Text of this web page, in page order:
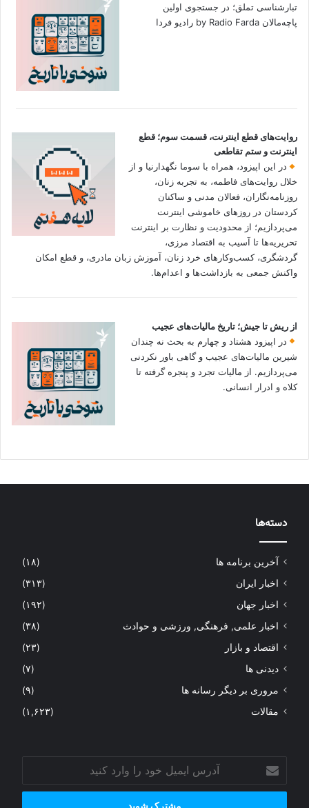
تبارشناسی تملق؛ در جستجوی اولین‌
پاچه‌مالان by Radio Farda رادیو فردا
روایت‌های قطع اینترنت، قسمت سوم؛ قطع
اینترنت و ستم تقاطعی
در این اپیزود، همراه با سوما نگهدارنیا و از
خلال روایت‌های فاطمه، به تجربه زنان،
روزنامه‌نگاران، فعالان مدنی و ساکنان
کردستان در روزهای خاموشی اینترنت
می‌پردازیم؛ از محدودیت و نظارت بر اینترنت
تحریریه‌ها تا آسیب به اقتصاد مرزی،
گردشگری، کسب‌وکارهای خرد زنان، آموزش زبان مادری، و قطع امکان
واکنش جمعی به بازداشت‌ها و اعدام‌ها.
از ریش تا جیش؛ تاریخ مالیات‌های عجیب
در اپیزود هشتاد و چهارم به بحث نه چندان
شیرین مالیات‌های عجیب و گاهی باور نکردنی‌
می‌پردازیم. از مالیات تجرد و پنجره گرفته تا
کلاه و ادرار انسانی.
دسته‌ها
آخرین برنامه ها
(۱۸)
اخبار ایران
(۳۱۳)
اخبار جهان
(۱۹۲)
اخبار علمی, فرهنگی, ورزشی و حوادث
(۳۸)
اقتصاد و بازار
(۲۳)
دیدنی ها
(۷)
مروری بر دیگر رسانه ها
(۹)
مقالات
(۱,۶۲۳)
آدرس
ایمیل
خود